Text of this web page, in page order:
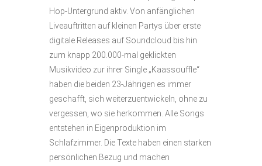
Hop-Untergrund aktiv. Von anfänglichen
Liveauftritten auf kleinen Partys über erste
digitale Releases auf Soundcloud bis hin
zum knapp 200.000-mal geklickten
Musikvideo zur ihrer Single „Kaassouffle“
haben die beiden 23-Jährigen es immer
geschafft, sich weiterzuentwickeln, ohne zu
vergessen, wo sie herkommen. Alle Songs
entstehen in Eigenproduktion im
Schlafzimmer. Die Texte haben einen starken
persönlichen Bezug und machen